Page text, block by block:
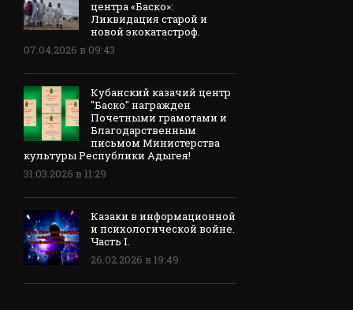
центра «Баско»:
Ликвидация старой и
новой экокатастроф.
07.04.2026 в 09:43
Кубанский казачий центр
"Баско" награжден
Почетными грамотами и
Благодарственным
письмом Министерства
культуры Республики Адыгея!
31.03.2026 в 11:29
Казаки в информационной
и психологической войне.
Часть I.
26.02.2026 в 19:49